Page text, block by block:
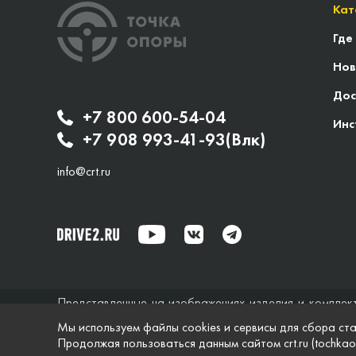
+7 800 600-54-04
+7 908 993-41-93(Влк)
info@crt.ru
Представленные на изображениях изделия и
исключительно справочный характер и ни при каких
не дает гарантий по поводу своевременности,
характеристики и комплектация изделий, указанные
Мы используем файлы cookies и сервисы для сбора
Продолжая пользоваться данным сайтом crt.ru